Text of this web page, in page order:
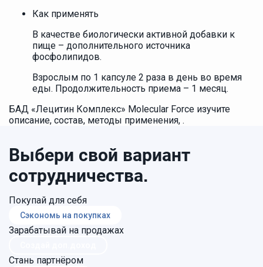
Как применять
В качестве биологически активной добавки к
пище – дополнительного источника
фосфолипидов.
Взрослым по 1 капсуле 2 раза в день во время
еды. Продолжительность приема – 1 месяц.
БАД «Лецитин Комплекс» Molecular Force изучите
описание, состав, методы применения, .
Выбери свой вариант
сотрудничества.
Покупай для себя
Сэкономь на покупках
Зарабатывай на продажах
Стань партнёром